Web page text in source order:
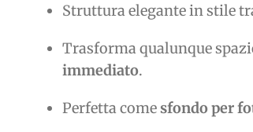
Struttura elegante in stile
Trasforma qualunque
immediato.
Perfetta comesfondo per